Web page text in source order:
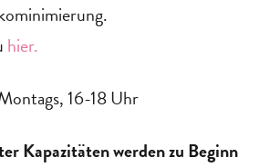
hier.
16-18 Uhr
Kapazitäten werden zu Beginn